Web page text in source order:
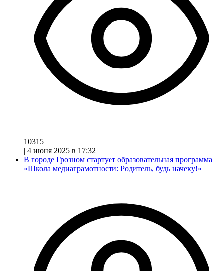
10315
| 4 июня 2025 в 17:32
В городе Грозном стартует образовательная программа
«Школа медиаграмотности: Родитель, будь начеку!»